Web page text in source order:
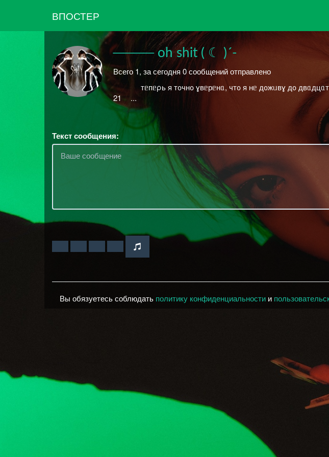
ВПОСТЕР
──── oh shit ( ☾ )´-
Всего 1, за сегодня 0 сообщений отправлено
ᅠ ᅠ ᅠ тᥱпᥱρь я т᧐чн᧐ ɣвᥱрᥱнᥲ, чт᧐ я нᥱ д᧐жᥙвɣ д᧐
21ᅠ ...
Текст сообщения:
Вы обязуетесь соблюдать политику конфиденциальности и